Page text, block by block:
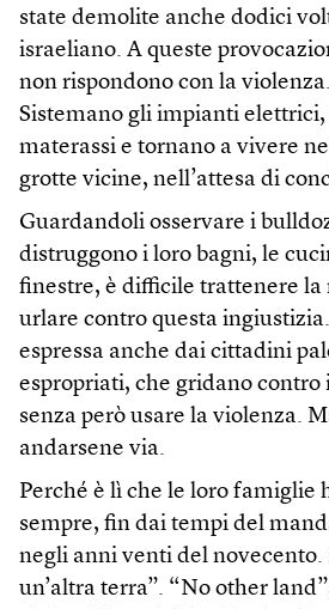
state demolite anche dodici
israeliano. A queste
non rispondono con la
Sistemano gli impianti elettrici,
materassi e tornano a vivere
grotte vicine, nell’attesa di
Guardandoli osservare i
distruggono i loro bagni, le
finestre, è difficile trattenere la
urlare contro questa
espressa anche dai cittadini
espropriati, che gridano contro
senza però usare la violenza.
andarsene via.
Perché è lì che le loro famiglie
sempre, fin dai tempi del
negli anni venti del novecento.
un’altra terra”. “No other